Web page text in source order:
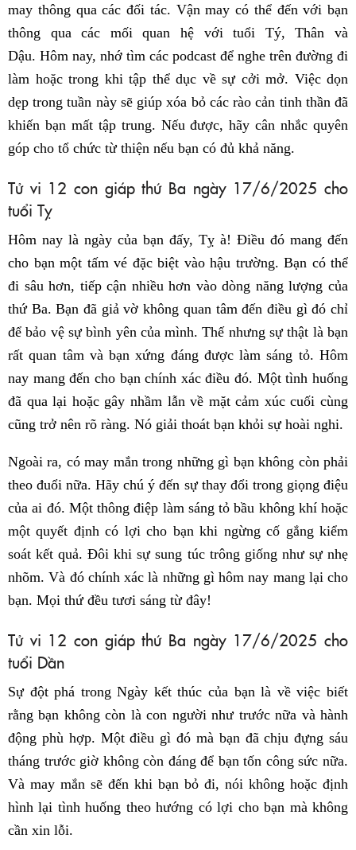
may thông qua các đối tác. Vận may có thể đến với bạn
thông qua các mối quan hệ với tuổi Tý, Thân và
Dậu. Hôm nay, nhớ tìm các podcast để nghe trên đường đi
làm hoặc trong khi tập thể dục về sự cởi mở. Việc dọn
dẹp trong tuần này sẽ giúp xóa bỏ các rào cản tinh thần đã
khiến bạn mất tập trung. Nếu được, hãy cân nhắc quyên
góp cho tổ chức từ thiện nếu bạn có đủ khả năng.
Tử vi 12 con giáp thứ Ba ngày 17/6/2025 cho
tuổi Tỵ
Hôm nay là ngày của bạn đấy, Tỵ à! Điều đó mang đến
cho bạn một tấm vé đặc biệt vào hậu trường. Bạn có thể
đi sâu hơn, tiếp cận nhiều hơn vào dòng năng lượng của
thứ Ba. Bạn đã giả vờ không quan tâm đến điều gì đó chỉ
để bảo vệ sự bình yên của mình. Thế nhưng sự thật là bạn
rất quan tâm và bạn xứng đáng được làm sáng tỏ. Hôm
nay mang đến cho bạn chính xác điều đó. Một tình huống
đã qua lại hoặc gây nhầm lẫn về mặt cảm xúc cuối cùng
cũng trở nên rõ ràng. Nó giải thoát bạn khỏi sự hoài nghi.
Ngoài ra, có may mắn trong những gì bạn không còn phải
theo đuổi nữa. Hãy chú ý đến sự thay đổi trong giọng điệu
của ai đó. Một thông điệp làm sáng tỏ bầu không khí hoặc
một quyết định có lợi cho bạn khi ngừng cố gắng kiểm
soát kết quả. Đôi khi sự sung túc trông giống như sự nhẹ
nhõm. Và đó chính xác là những gì hôm nay mang lại cho
bạn. Mọi thứ đều tươi sáng từ đây!
Tử vi 12 con giáp thứ Ba ngày 17/6/2025 cho
tuổi Dần
Sự đột phá trong Ngày kết thúc của bạn là về việc biết
rằng bạn không còn là con người như trước nữa và hành
động phù hợp. Một điều gì đó mà bạn đã chịu đựng sáu
tháng trước giờ không còn đáng để bạn tốn công sức nữa.
Và may mắn sẽ đến khi bạn bỏ đi, nói không hoặc định
hình lại tình huống theo hướng có lợi cho bạn mà không
cần xin lỗi.